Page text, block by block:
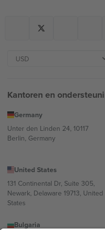
Kantoren en
Germany
Unter den Linden 24, 10117
Berlin, Germany
United States
131 Continental Dr, Suite 305,
Newark, Delaware 19713, United
States
Bulgaria